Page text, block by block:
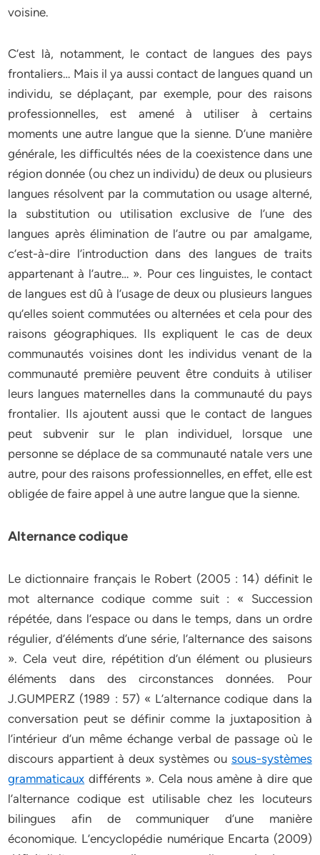
voisine.
C’est là, notamment, le contact de langues des pays
frontaliers… Mais il ya aussi contact de langues quand un
individu, se déplaçant, par exemple, pour des raisons
professionnelles, est amené à utiliser à certains
moments une autre langue que la sienne. D’une manière
générale, les difficultés nées de la coexistence dans une
région donnée (ou chez un individu) de deux ou plusieurs
langues résolvent par la commutation ou usage alterné,
la substitution ou utilisation exclusive de l’une des
langues après élimination de l’autre ou par amalgame,
c’est-à-dire l’introduction dans des langues de traits
appartenant à l’autre… ». Pour ces linguistes, le contact
de langues est dû à l’usage de deux ou plusieurs langues
qu’elles soient commutées ou alternées et cela pour des
raisons géographiques. Ils expliquent le cas de deux
communautés voisines dont les individus venant de la
communauté première peuvent être conduits à utiliser
leurs langues maternelles dans la communauté du pays
frontalier. Ils ajoutent aussi que le contact de langues
peut subvenir sur le plan individuel, lorsque une
personne se déplace de sa communauté natale vers une
autre, pour des raisons professionnelles, en effet, elle est
obligée de faire appel à une autre langue que la sienne.
Alternance codique
Le dictionnaire français le Robert (2005 : 14) définit le
mot alternance codique comme suit : « Succession
répétée, dans l’espace ou dans le temps, dans un ordre
régulier, d’éléments d’une série, l’alternance des saisons
». Cela veut dire, répétition d’un élément ou plusieurs
éléments dans des circonstances données. Pour
J.GUMPERZ (1989 : 57) « L’alternance codique dans la
conversation peut se définir comme la juxtaposition à
l’intérieur d’un même échange verbal de passage où le
discours appartient à deux systèmes ou sous-systèmes
grammaticaux différents ». Cela nous amène à dire que
l’alternance codique est utilisable chez les locuteurs
bilingues afin de communiquer d’une manière
économique. L’encyclopédie numérique Encarta (2009)